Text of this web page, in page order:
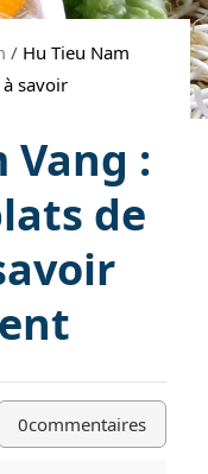
/ Hu Tieu Nam
savoir
Vang :
de
0commentaires